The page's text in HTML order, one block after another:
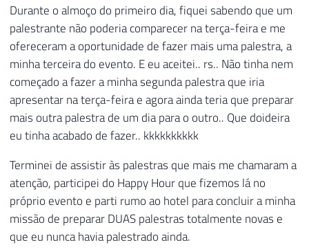
Durante o almoço do primeiro dia, fiquei sabendo que um
palestrante não poderia comparecer na terça-feira e me
ofereceram a oportunidade de fazer mais uma palestra, a
minha terceira do evento. E eu aceitei.. rs.. Não tinha nem
começado a fazer a minha segunda palestra que iria
apresentar na terça-feira e agora ainda teria que preparar
mais outra palestra de um dia para o outro.. Que doideira
eu tinha acabado de fazer.. kkkkkkkkkk
Terminei de assistir às palestras que mais me chamaram a
atenção, participei do Happy Hour que fizemos lá no
próprio evento e parti rumo ao hotel para concluir a minha
missão de preparar DUAS palestras totalmente novas e
que eu nunca havia palestrado ainda.